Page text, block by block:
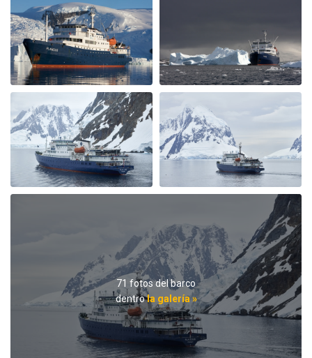
Alles bestens, viele Erlebnisse, tolle Betreuung und auch
guter Service auf dem Schiff
Einzigartig
por Irene Karpischek El Ártico
Speziell der Tag im Packeis war ein ganz besonderes
Erlebnis. Gesamte Mannschaft der Plancius und das
Expeditionsteam haben dazu beigetragen, daß wir viel
sehen und erleben, uns wohlfühlen und eine
wunderbare Zeit genießen.
Rund um Spitzbergen
por Jürgen Nill El Ártico
Ausgezeichnet
71 fotos del barco
dentrola galería »